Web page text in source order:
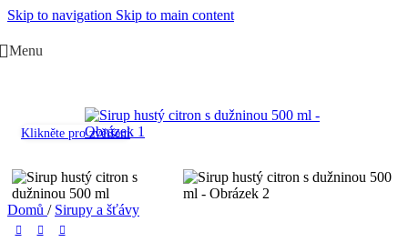
Skip to navigation Skip to main content
Menu
Klikněte pro zvětšení
Domů / Sirupy a šťávy